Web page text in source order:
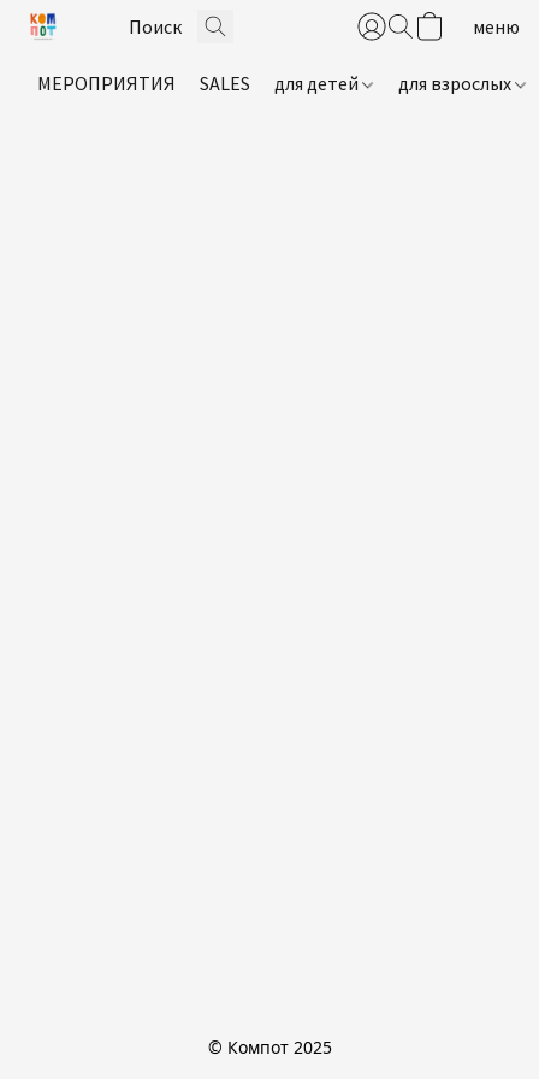
МЕРОПРИЯТИЯ SALES для детей для взрослых
© Компот 2025